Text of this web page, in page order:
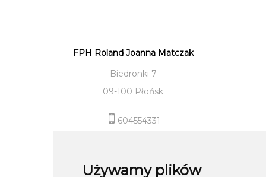
Używamy plików
FPH Roland Joanna Matczak
Biedronki 7
09-100 Płońsk
604554331
Informacje